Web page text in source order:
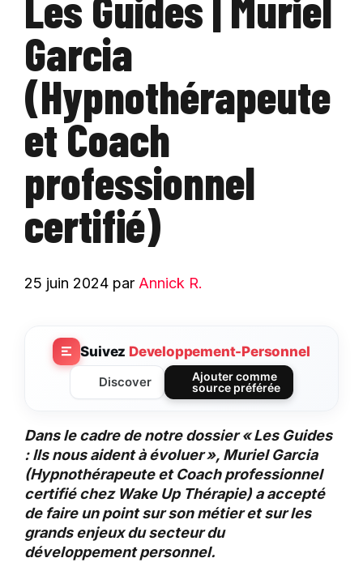
Garcia
(Hypnothérapeute
et Coach
professionnel
certifié)
25 juin 2024 par Annick R.
Suivez Developpement-Personnel
Discover
Ajouter comme
source préférée
Dans le cadre de notre dossier « Les Guides
: Ils nous aident à évoluer », Muriel Garcia
(Hypnothérapeute et Coach professionnel
certifié chez Wake Up Thérapie) a accepté
de faire un point sur son métier et sur les
grands enjeux du secteur du
développement personnel.